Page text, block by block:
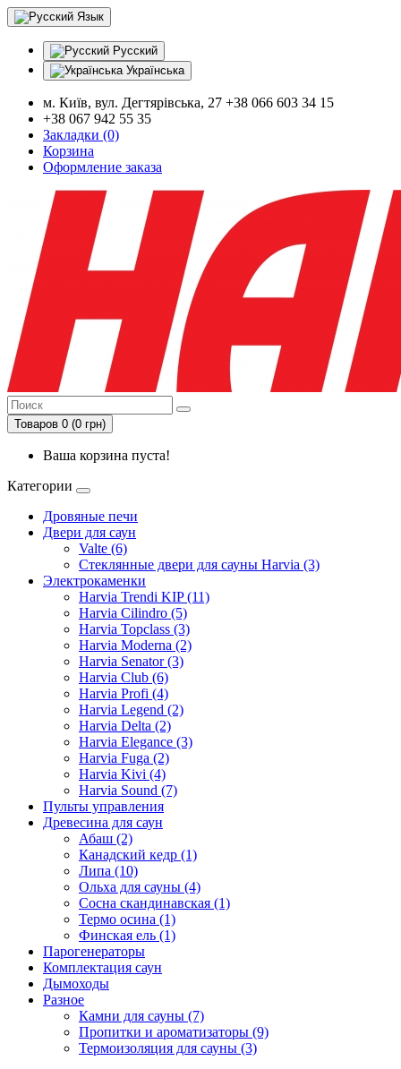
Язык
Русский
Українська
м. Київ, вул. Дегтярівська, 27 +38 066 603 34 15
+38 067 942 55 35
Закладки (0)
Корзина
Оформление заказа
Товаров 0 (0 грн)
Ваша корзина пуста!
Категории
Дровяные печи
Двери для саун
Valte (6)
Стеклянные двери для сауны Harvia (3)
Электрокаменки
Harvia Trendi KIP (11)
Harvia Cilindro (5)
Harvia Topclass (3)
Harvia Moderna (2)
Harvia Senator (3)
Harvia Club (6)
Harvia Profi (4)
Harvia Legend (2)
Harvia Delta (2)
Harvia Elegance (3)
Harvia Fuga (2)
Harvia Kivi (4)
Harvia Sound (7)
Пульты управления
Древесина для саун
Абаш (2)
Канадский кедр (1)
Липа (10)
Ольха для сауны (4)
Сосна скандинавская (1)
Термо осина (1)
Финская ель (1)
Парогенераторы
Комплектация саун
Дымоходы
Разное
Камни для сауны (7)
Пропитки и ароматизаторы (9)
Термоизоляция для сауны (3)